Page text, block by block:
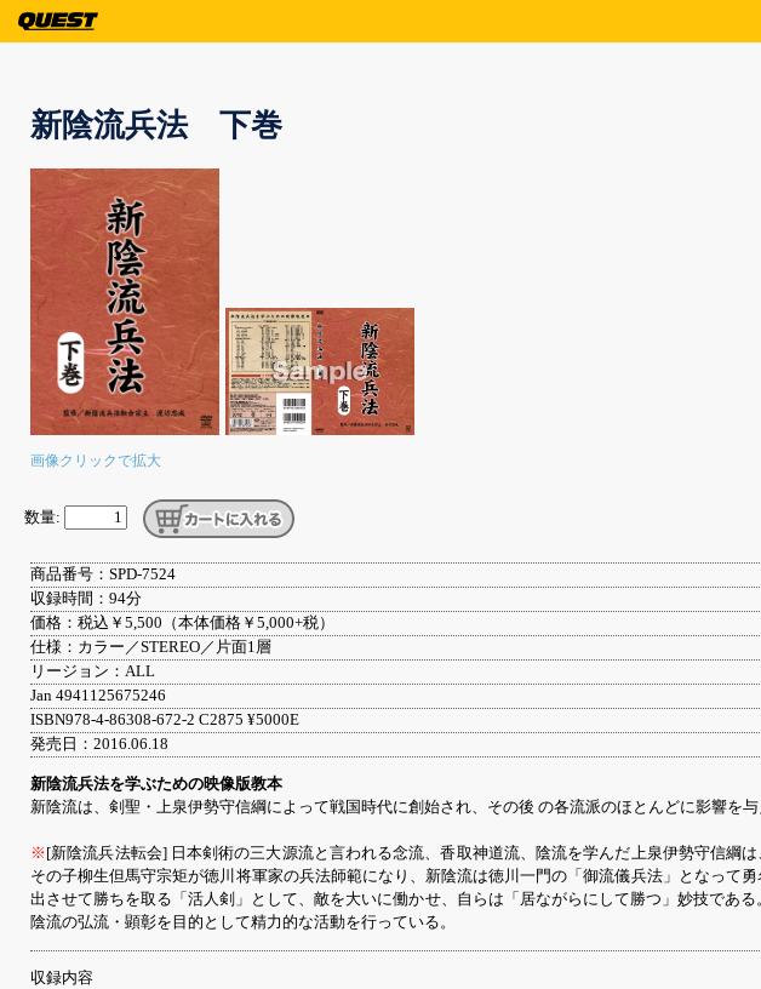
新陰流兵法 下巻
画像クリックで拡大
数量:
商品番号：SPD-7524
収録時間：94分
価格：税込￥5,500（本体価格￥5,000+税）
仕様：カラー／STEREO／片面1層
リージョン：ALL
Jan 4941125675246
ISBN978-4-86308-672-2 C2875 ¥5000E
発売日：2016.06.18
新陰流兵法を学ぶための映像版教本
新陰流は、剣聖・上泉伊勢守信綱によって戦国時代に創始され、その後 の各流派のほとんどに影響を
※ [新陰流兵法転会] 日本剣術の三大源流と言われる念流、香取神道流、陰流を学んだ上泉伊勢守信綱
その子柳生但馬守宗矩が徳川将軍家の兵法師範になり、新陰流は徳川一門の「御流儀兵法」となっ
出させて勝ちを取る「活人剣」として、敵を大いに働かせ、自らは「居ながらにして勝つ」妙技であ
陰流の弘流・顕彰を目的として精力的な活動を行っている。
収録内容